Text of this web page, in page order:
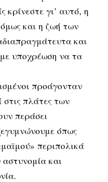
κρίνεστε γι’ αυτό, η
και η ζωή των
και
υποχρέωση να τα
προάγονταν
στις πλάτες των
περάσει
όπως
περιπολικά
και